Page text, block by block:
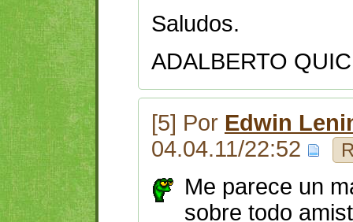
Saludos.
ADALBERTO
[5] Por Edwin
04.04.11/22:52
Me parece un
sobre todo